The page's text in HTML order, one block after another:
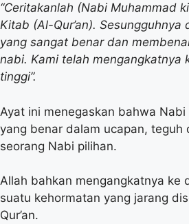
“Ceritakanlah (Nabi Muhammad
Kitab (Al-Qur’an). Sesungguhnya
yang sangat benar dan
nabi. Kami telah mengangkatnya
tinggi”.
Ayat ini menegaskan bahwa
yang benar dalam ucapan, teguh
seorang Nabi pilihan.
Allah bahkan mengangkatnya ke
suatu kehormatan yang jarang
Qur’an.